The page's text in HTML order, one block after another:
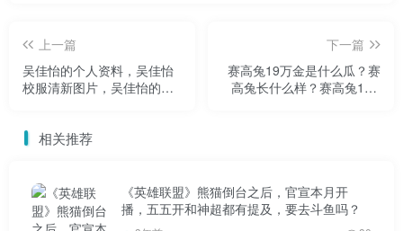
上一篇
吴佳怡的个人资料，吴佳怡
校服清新图片，吴佳怡的学
下一篇
赛高兔19万金是什么瓜？赛
高兔长什么样？赛高兔19w
相关推荐
《英雄联盟》熊猫倒台之后，官宣本月开
播，五五开和神超都有提及，要去斗鱼吗？